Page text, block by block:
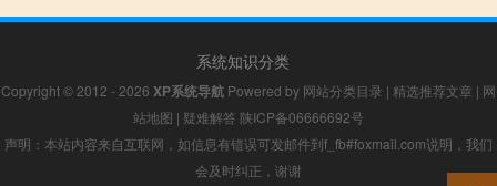
系统知识分类
Copyright © 2012 - 2026 XP系统导航 Powered by 网站分类目录 | 精选推荐文章 | 网
站地图 | 疑难解答 陕ICP备06666692号
声明：本站内容来自互联网，如信息有错误可发邮件到f_fb#foxmail.com说明，我们
会及时纠正，谢谢